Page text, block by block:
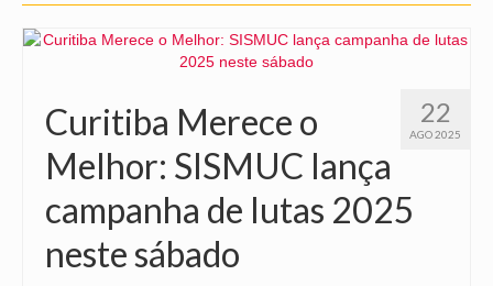
22
AGO 2025
Curitiba Merece o
Melhor: SISMUC lança
campanha de lutas 2025
neste sábado